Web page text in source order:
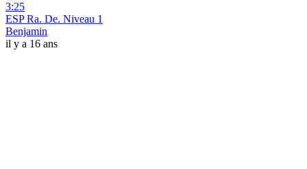
3:25
ESP Ra. De. Niveau 1
Benjamin
il y a 16 ans